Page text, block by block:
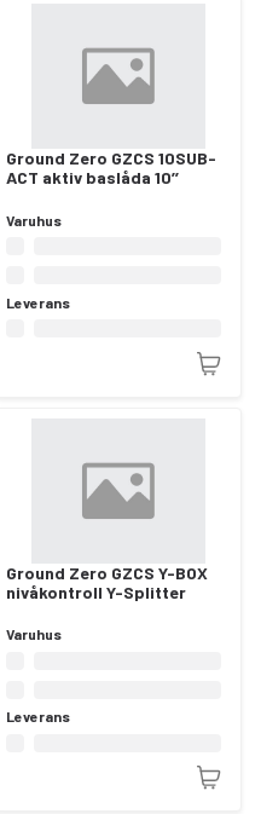
Ground Zero GZCS 10SUB-
ACT aktiv baslåda 10’’
Varuhus
Leverans
Ground Zero GZCS Y-BOX
nivåkontroll Y-Splitter
Varuhus
Leverans